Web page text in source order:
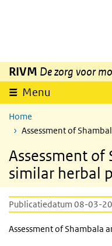
Overslaan en naar de
RIVM De zorg voor
Menu
Home
Assessment of
Assessment of
similar herbal
Publicatiedatum 08-03-
Assessment of Shambala